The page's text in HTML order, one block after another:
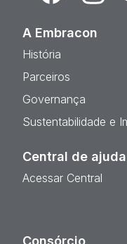
A Embracon
História
Parceiros
Governança
Sustentabilidade e
Central de ajuda
Acessar Central
Consórcio